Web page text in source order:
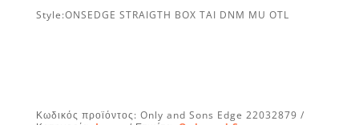
Style:ONSEDGE STRAIGTH BOX TAI DNM MU OTL
Κωδικός προϊόντος: Only and Sons Edge 22032879